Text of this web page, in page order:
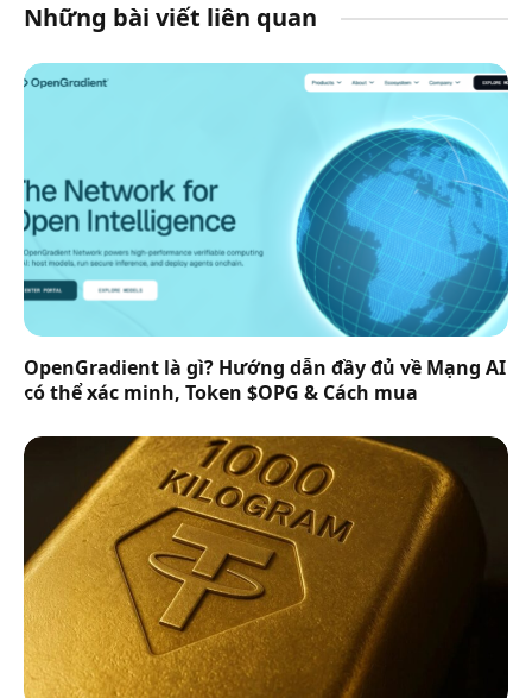
Những bài viết liên quan
OpenGradient là gì? Hướng dẫn đầy đủ về Mạng AI
có thể xác minh, Token $OPG & Cách mua